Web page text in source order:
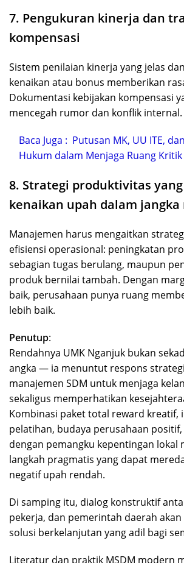
7. Pengukuran kinerja dan
kompensasi
Sistem penilaian kinerja yang jelas
kenaikan atau bonus memberikan
Dokumentasi kebijakan kompensasi
mencegah rumor dan konflik internal.
Baca Juga : Putusan MK, UU ITE,
Hukum dalam Menjaga Ruang Kritik
8. Strategi produktivitas
kenaikan upah dalam jangka
Manajemen harus mengaitkan
efisiensi operasional: peningkatan
sebagian tugas berulang, maupun
produk bernilai tambah. Dengan
baik, perusahaan punya ruang
lebih baik.
Penutup:
Rendahnya UMK Nganjuk bukan
angka — ia menuntut respons
manajemen SDM untuk menjaga
sekaligus memperhatikan
Kombinasi paket total reward kreatif,
pelatihan, budaya perusahaan
dengan pemangku kepentingan lokal
langkah pragmatis yang dapat
negatif upah rendah.
Di samping itu, dialog konstruktif
pekerja, dan pemerintah daerah
solusi berkelanjutan yang adil bagi
Literatur dan praktik MSDM modern